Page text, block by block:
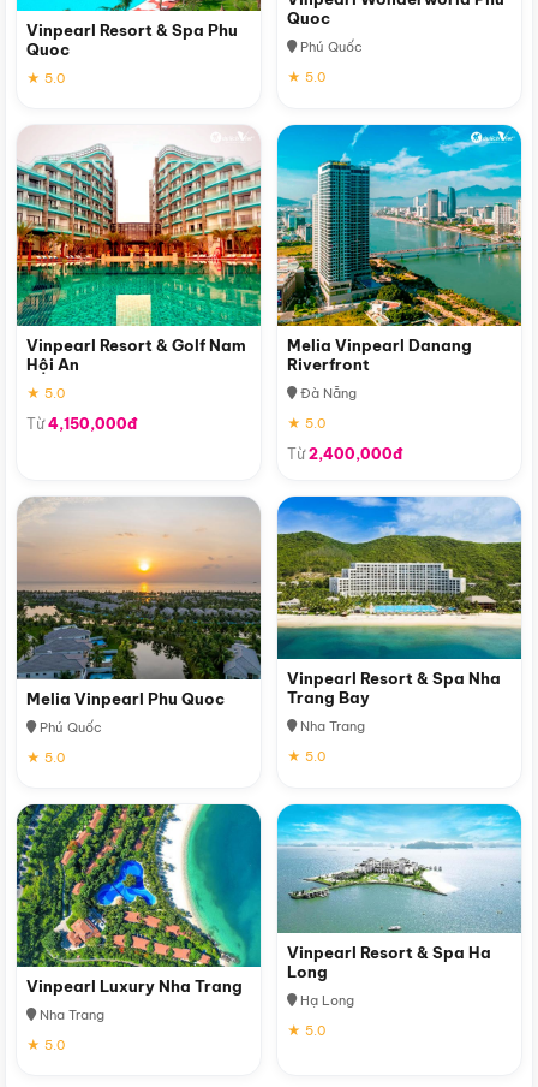
Vinpearl Resort & Spa Phu
Quoc
★ 5.0
Quoc
Phú Quốc
★ 5.0
Vinpearl Resort & Golf Nam
Hội An
★ 5.0
Từ4,150,000đ
Melia Vinpearl Danang
Riverfront
Đà Nẵng
★ 5.0
Từ2,400,000đ
Melia Vinpearl Phu Quoc
Phú Quốc
★ 5.0
Vinpearl Resort & Spa Nha
Trang Bay
Nha Trang
★ 5.0
Vinpearl Luxury Nha Trang
Nha Trang
★ 5.0
Vinpearl Resort & Spa Ha
Long
Hạ Long
★ 5.0